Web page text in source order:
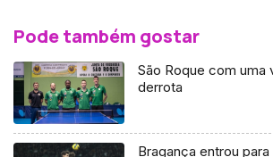
Pode também gostar
São Roque com uma
derrota
Bragança entrou